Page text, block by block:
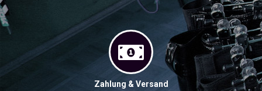
Zahlung & Versand